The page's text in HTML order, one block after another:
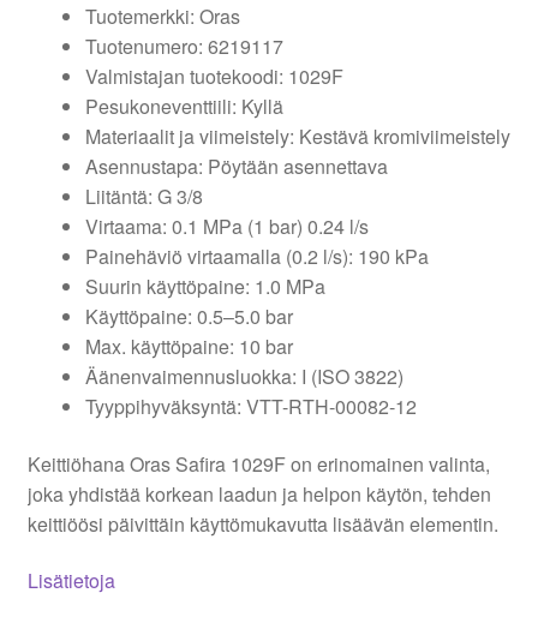
Tuotemerkki: Oras
Tuotenumero: 6219117
Valmistajan tuotekoodi: 1029F
Pesukoneventtiili: Kyllä
Materiaalit ja viimeistely: Kestävä kromiviimeistely
Asennustapa: Pöytään asennettava
Liitäntä: G 3/8
Virtaama: 0.1 MPa (1 bar) 0.24 l/s
Painehäviö virtaamalla (0.2 l/s): 190 kPa
Suurin käyttöpaine: 1.0 MPa
Käyttöpaine: 0.5–5.0 bar
Max. käyttöpaine: 10 bar
Äänenvaimennusluokka: I (ISO 3822)
Tyyppihyväksyntä: VTT-RTH-00082-12
Keittiöhana Oras Safira 1029F on erinomainen valinta,
joka yhdistää korkean laadun ja helpon käytön, tehden
keittiöösi päivittäin käyttömukavutta lisäävän elementin.
Lisätietoja